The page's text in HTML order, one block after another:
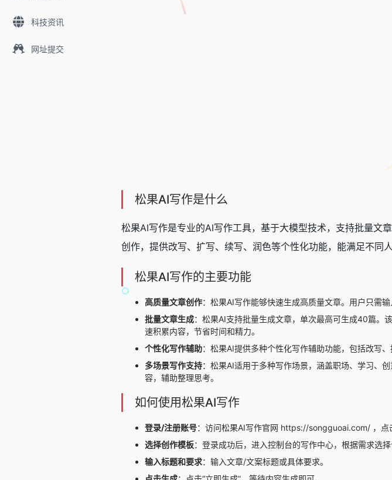
科技资讯
网址提交
松果AI写作是什么
松果AI写作是专业的AI写作工具，基于大模型技术，支持批量文
创作，提供改写、扩写、续写、润色等个性化功能，能满足不同
松果AI写作的主要功能
高质量文章创作：松果AI写作能够快速生成高质量文章。用户只需
批量文章生成：松果AI支持批量生成文章，单次最高可生成40篇。
速积累内容，节省时间和精力。
个性化写作辅助：松果AI提供多种个性化写作辅助功能，包括改写
多场景写作支持：松果AI适用于多种写作场景，涵盖职场、学习、
容，辅助整理思考。
如何使用松果AI写作
登录/注册账号：访问松果AI写作官网 https://songguoai.com/ ，点
选择创作模板：登录成功后，进入控制台的写作中心，根据需求选择
输入标题和要求：输入文章/文案标题或具体要求。